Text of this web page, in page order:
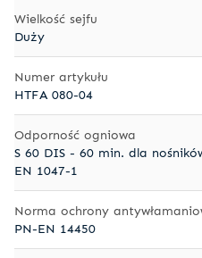
Wielkość sejfu
Duży
Numer artykułu
HTFA 080-04
Odporność ogniowa
S 60 DIS - 60 min. dla
EN 1047-1
Norma ochrony
PN-EN 14450